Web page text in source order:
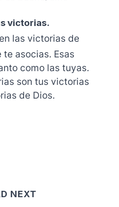
victorias.
las victorias de
asocias. Esas
como las tuyas.
son tus victorias
de Dios.
NEXT